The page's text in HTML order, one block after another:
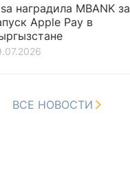
наградила MBANK за
Apple Pay в
ВСЕ НОВОСТИ